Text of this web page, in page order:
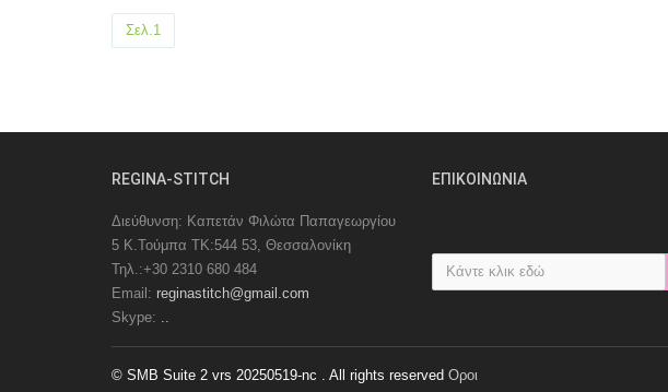
Σελ.1
REGINA-STITCH
Διεύθυνση: Καπετάν Φιλώτα Παπαγεωργίου
5 Κ.Τούμπα ΤΚ:544 53, Θεσσαλονίκη
Τηλ.:+30 2310 680 484
Email: reginastitch@gmail.com
Skype:
EΠIKOINΩNIA
© SMB Suite 2 vrs 20250519-nc . All rights reserved Οροι